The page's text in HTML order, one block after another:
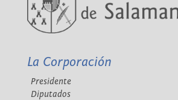
La Corporación
Presidente
Diputados